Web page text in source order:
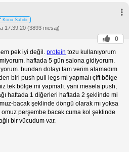
Konu Sahibi
17:39:20 (3893 mesaj)
0
pek iyi değil. protein tozu kullanıyorum
haftada 5 gün salona gidiyorum.
bundan dolayı tam verim alamadım
biri push pull legs mi yapmalı çift bölge
tek bölge mi yapmalı. yani mesela push,
haftada 1 diğerleri haftada 2 şeklinde mi
bacak şeklinde döngü olarak mı yoksa
omuz perşembe bacak cuma kol şeklinde
bir vücudum var.